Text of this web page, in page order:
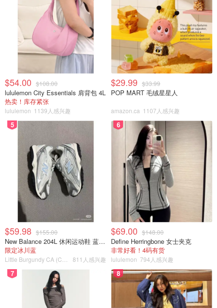
$54.00 $108.00
lululemon City Essentials 肩背包 4L
热卖！库存紧张
lululemon 1139人感兴趣
$29.99 $33.99
POP MART 毛绒星星人
amazon.ca 1107人感兴趣
5
$59.98 $155.00
New Balance 204L 休闲运动鞋 蓝银色
限定冰川蓝
811人感兴趣
6
$69.00 $148.00
Define Herringbone 女士夹克
非常好看！4码有货
lululemon 794人感兴趣
7 8